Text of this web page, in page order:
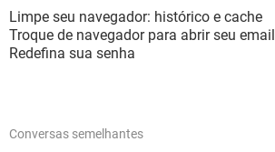
Limpe seu navegador: histórico e cache
Troque de navegador para abrir seu email
Redefina sua senha
Conversas semelhantes